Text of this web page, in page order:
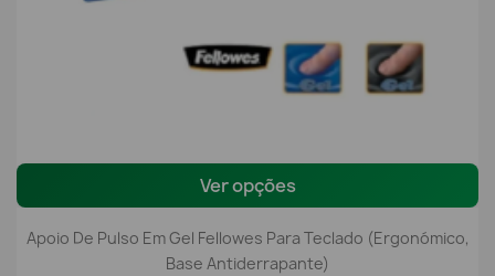
Ver opções
Apoio De Pulso Em Gel Fellowes Para Teclado (Ergonómico,
Base Antiderrapante)